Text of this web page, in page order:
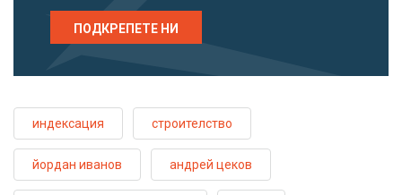
ПОДКРЕПЕТЕ НИ
индексация строителство
йордан иванов андрей цеков